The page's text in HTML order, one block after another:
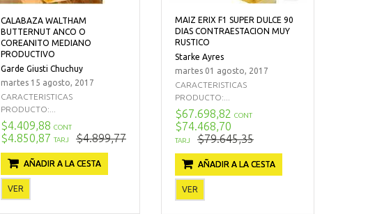
CALABAZA WALTHAM
BUTTERNUT ANCO O
COREANITO MEDIANO
PRODUCTIVO
Garde Giusti Chuchuy
martes 15 agosto, 2017
CARACTERISTICAS
PRODUCTO:...
$4.409,88 CONT
$4.850,87 TARJ $4.899,77
AÑADIR A LA CESTA
VER
MAIZ ERIX F1 SUPER DULCE 90
DIAS CONTRAESTACION MUY
RUSTICO
Starke Ayres
martes 01 agosto, 2017
CARACTERISTICAS
PRODUCTO:...
$67.698,82 CONT
$74.468,70
TARJ $79.645,35
AÑADIR A LA CESTA
VER